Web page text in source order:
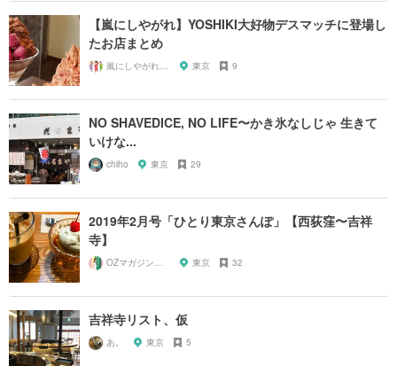
【嵐にしやがれ】YOSHIKI大好物デスマッチに登場し
たお店まとめ
東京 9
NO SHAVEDICE, NO LIFE〜かき氷なしじゃ 生きて
いけな...
chiho 東京 29
2019年2月号「ひとり東京さんぽ」【西荻窪〜吉祥
寺】
東京 32
吉祥寺リスト、仮
あ。 東京 5